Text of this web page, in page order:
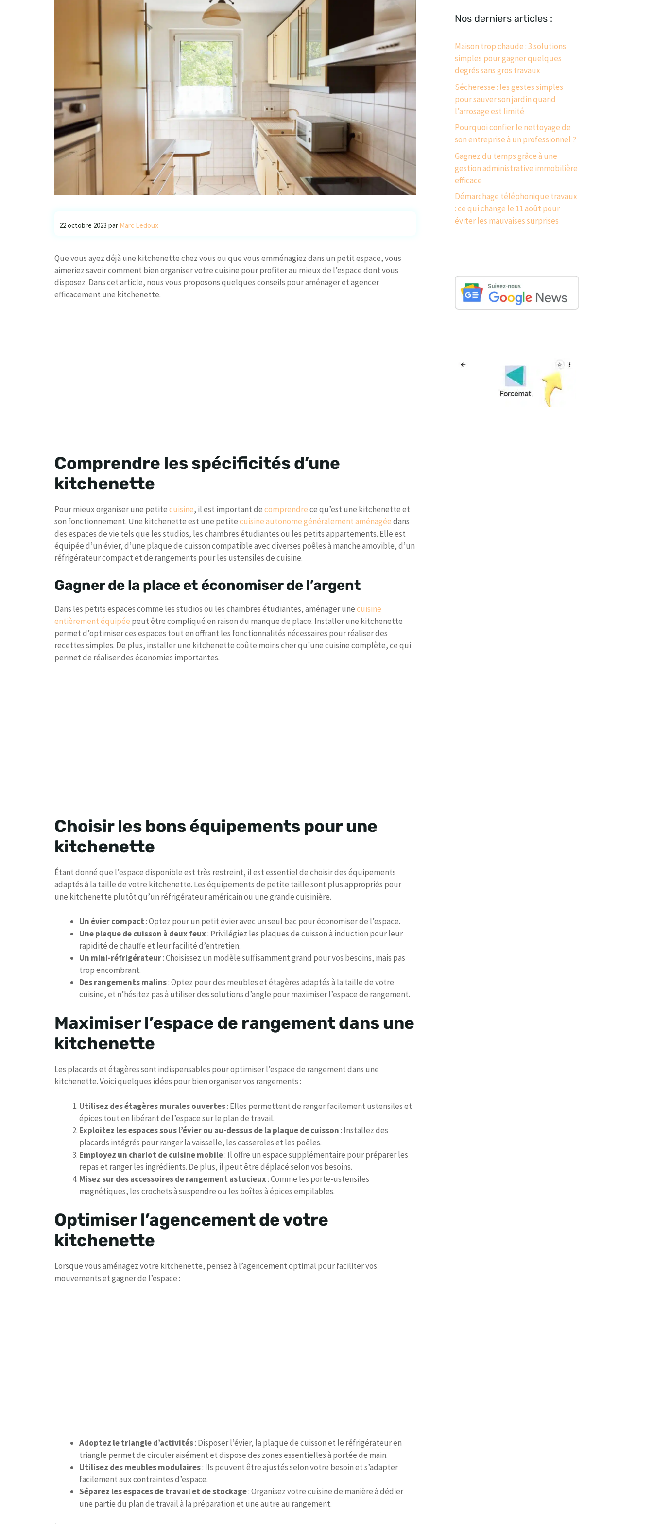
22 octobre 2023 par Marc Ledoux
Que vous ayez déjà une kitchenette chez vous ou que vous emménagiez dans un petit espace, vous
aimeriez savoir comment bien organiser votre cuisine pour profiter au mieux de l’espace dont vous
disposez. Dans cet article, nous vous proposons quelques conseils pour aménager et agencer
efficacement une kitchenette.
Comprendre les spécificités d’une
kitchenette
Pour mieux organiser une petitecuisine, il est important decomprendrece qu’est une kitchenette et
son fonctionnement. Une kitchenette est une petitecuisine autonome généralement aménagéedans
des espaces de vie tels que les studios, les chambres étudiantes ou les petits appartements. Elle est
équipée d’un évier, d’une plaque de cuisson compatible avec diverses poêles à manche amovible, d’un
réfrigérateur compact et de rangements pour les ustensiles de cuisine.
Gagner de la place et économiser de l’argent
Dans les petits espaces comme les studios ou les chambres étudiantes, aménager unecuisine
entièrement équipée peut être compliqué en raison du manque de place. Installer une kitchenette
permet d’optimiser ces espaces tout en offrant les fonctionnalités nécessaires pour réaliser des
recettes simples. De plus, installer une kitchenette coûte moins cher qu’une cuisine complète, ce qui
permet de réaliser des économies importantes.
Choisir les bons équipements pour une
kitchenette
Étant donné que l’espace disponible est très restreint, il est essentiel de choisir des équipements
adaptés à la taille de votre kitchenette. Les équipements de petite taille sont plus appropriés pour
une kitchenette plutôt qu’un réfrigérateur américain ou une grande cuisinière.
Un évier compact: Optez pour un petit évier avec un seul bac pour économiser de l’espace.
Une plaque de cuisson à deux feux: Privilégiez les plaques de cuisson à induction pour leur
rapidité de chauffe et leur facilité d’entretien.
Un mini-réfrigérateur: Choisissez un modèle suffisamment grand pour vos besoins, mais pas
trop encombrant.
Des rangements malins: Optez pour des meubles et étagères adaptés à la taille de votre
cuisine, et n’hésitez pas à utiliser des solutions d’angle pour maximiser l’espace de rangement.
Maximiser l’espace de rangement dans une
kitchenette
Les placards et étagères sont indispensables pour optimiser l’espace de rangement dans une
kitchenette. Voici quelques idées pour bien organiser vos rangements :
Utilisez des étagères murales ouvertes: Elles permettent de ranger facilement ustensiles et
épices tout en libérant de l’espace sur le plan de travail.
Exploitez les espaces sous l’évier ou au-dessus de la plaque de cuisson: Installez des
placards intégrés pour ranger la vaisselle, les casseroles et les poêles.
Employez un chariot de cuisine mobile: Il offre un espace supplémentaire pour préparer les
repas et ranger les ingrédients. De plus, il peut être déplacé selon vos besoins.
Misez sur des accessoires de rangement astucieux: Comme les porte-ustensiles
magnétiques, les crochets à suspendre ou les boîtes à épices empilables.
Optimiser l’agencement de votre
kitchenette
Lorsque vous aménagez votre kitchenette, pensez à l’agencement optimal pour faciliter vos
mouvements et gagner de l’espace :
Adoptez le triangle d’activités: Disposer l’évier, la plaque de cuisson et le réfrigérateur en
triangle permet de circuler aisément et dispose des zones essentielles à portée de main.
Utilisez des meubles modulaires: Ils peuvent être ajustés selon votre besoin et s’adapter
facilement aux contraintes d’espace.
Séparez les espaces de travail et de stockage: Organisez votre cuisine de manière à dédier
une partie du plan de travail à la préparation et une autre au rangement.
Nos derniers articles :
Maison trop chaude : 3 solutions
simples pour gagner quelques
degrés sans gros travaux
Sécheresse : les gestes simples
pour sauver son jardin quand
l’arrosage est limité
Pourquoi confier le nettoyage de
son entreprise à un professionnel ?
Gagnez du temps grâce à une
gestion administrative immobilière
efficace
Démarchage téléphonique travaux
: ce qui change le 11 août pour
éviter les mauvaises surprises